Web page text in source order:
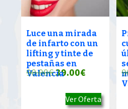
Luce una mirada
de infarto con un
lifting y tinte de
pestañas en
Valencia
90.00€El
original
39.00€El
actual
Ver Oferta